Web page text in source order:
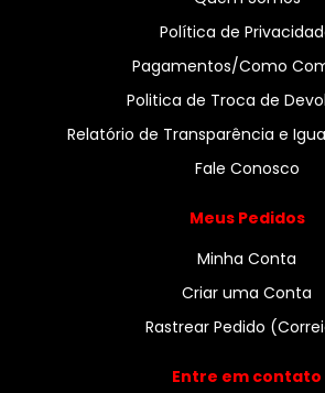
Política de
Pagamentos/Como
Politica de Troca de
Relatório de Transparência e
Fale Conosco
Meus Pedidos
Minha Conta
Criar uma Conta
Rastrear Pedido
Entre em contato